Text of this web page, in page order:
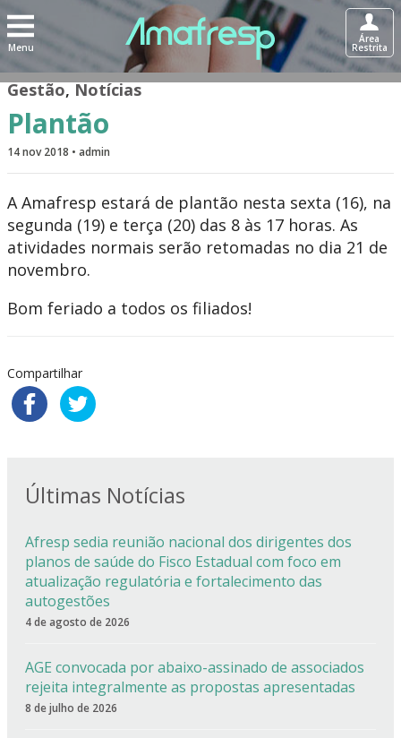
Menu
Área
Restrita
Gestão,Notícias
Plantão
14 nov 2018 • admin
A Amafresp estará de plantão nesta sexta (16), na
segunda (19) e terça (20) das 8 às 17 horas. As
atividades normais serão retomadas no dia 21 de
novembro.
Bom feriado a todos os filiados!
Compartilhar
Últimas Notícias
Afresp sedia reunião nacional dos dirigentes dos
planos de saúde do Fisco Estadual com foco em
atualização regulatória e fortalecimento das
autogestões
4 de agosto de 2026
AGE convocada por abaixo-assinado de associados
rejeita integralmente as propostas apresentadas
8 de julho de 2026